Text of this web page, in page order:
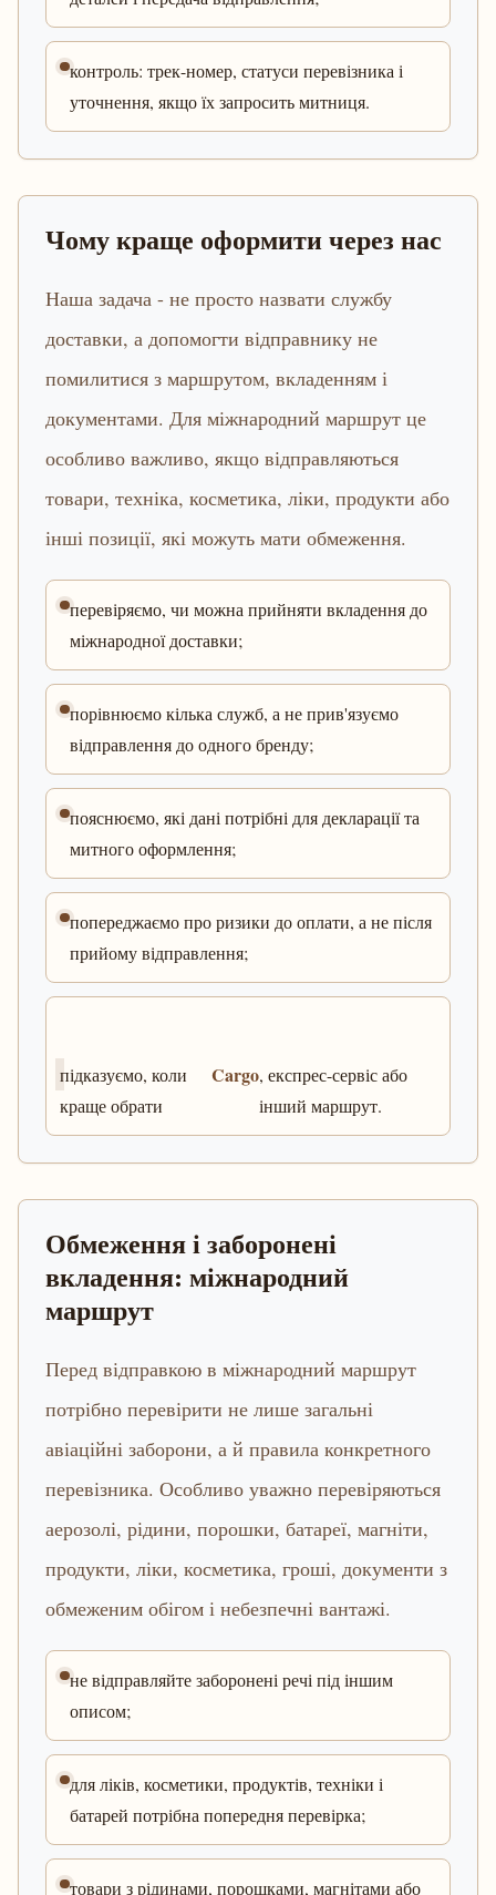
контроль: трек-номер, статуси перевізника і
уточнення, якщо їх запросить митниця.
Чому краще оформити через нас
Наша задача - не просто назвати службу
доставки, а допомогти відправнику не
помилитися з маршрутом, вкладенням і
документами. Для міжнародний маршрут це
особливо важливо, якщо відправляються
товари, техніка, косметика, ліки, продукти або
інші позиції, які можуть мати обмеження.
перевіряємо, чи можна прийняти вкладення до
міжнародної доставки;
порівнюємо кілька служб, а не прив'язуємо
відправлення до одного бренду;
пояснюємо, які дані потрібні для декларації та
митного оформлення;
попереджаємо про ризики до оплати, а не після
прийому відправлення;
підказуємо, коли
краще обрати
Cargo, експрес-сервіс або
інший маршрут.
Обмеження і заборонені
вкладення: міжнародний
маршрут
Перед відправкою в міжнародний маршрут
потрібно перевірити не лише загальні
авіаційні заборони, а й правила конкретного
перевізника. Особливо уважно перевіряються
аерозолі, рідини, порошки, батареї, магніти,
продукти, ліки, косметика, гроші, документи з
обмеженим обігом і небезпечні вантажі.
не відправляйте заборонені речі під іншим
описом;
для ліків, косметики, продуктів, техніки і
батарей потрібна попередня перевірка;
товари з рідинами, порошками, магнітами або